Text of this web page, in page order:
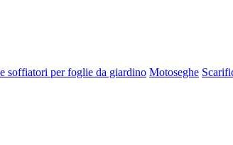
soffiatori per foglie da giardino Motoseghe